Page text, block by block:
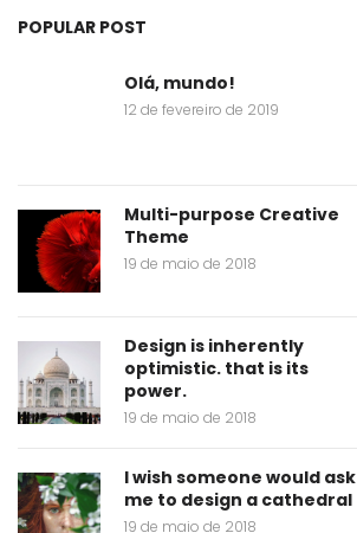
POPULAR POST
Olá, mundo!
12 de fevereiro de 2019
Multi-purpose Creative
Theme
19 de maio de 2018
Design is inherently
optimistic. that is its
power.
19 de maio de 2018
I wish someone would ask
me to design a cathedral
19 de maio de 2018